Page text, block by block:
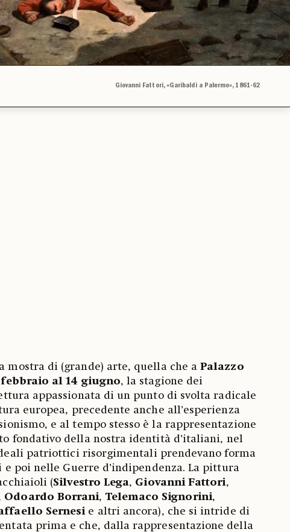
Giovanni Fattori, «Garibaldi a Palermo», 1861-62
mostra di (grande) arte, quella che aPalazzo
al 14 giugno, la stagione dei
appassionata di un punto di svolta radicale
europea, precedente anche all’esperienza
e al tempo stesso è la rappresentazione
fondativo della nostra identità d’italiani, nel
patriottici risorgimentali prendevano forma
poi nelle Guerre d’indipendenza. La pittura
(Silvestro Lega, Giovanni Fattori,
Odoardo Borrani, Telemaco Signorini,
Sernesi e altri ancora), che si intride di
prima e che, dalla rappresentazione della